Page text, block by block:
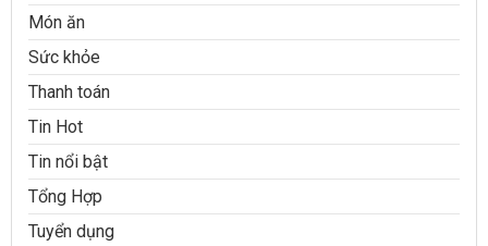
Món ăn
Sức khỏe
Thanh toán
Tin Hot
Tin nổi bật
Tổng Hợp
Tuyển dụng